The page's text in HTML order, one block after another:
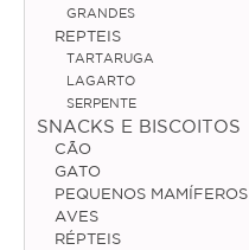
ACESSÓRIOS
Cão
Júnior
Adulto
Sénior
GRANDES
REPTEIS
TARTARUGA
LAGARTO
SERPENTE
SNACKS E BISCOITOS
CÃO
GATO
PEQUENOS MAMÍFEROS
AVES
RÉPTEIS